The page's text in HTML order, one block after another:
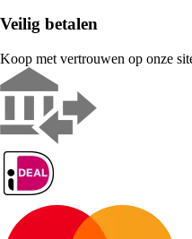
Veilig betalen
Koop met vertrouwen op onze